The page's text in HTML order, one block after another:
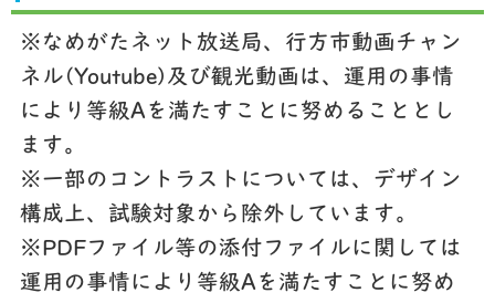
※なめがたネット放送局、行方市動画チャン
ネル(Youtube)及び観光動画は、運用の事情
により等級Aを満たすことに努めることとし
ます。
※一部のコントラストについては、デザイン
構成上、試験対象から除外しています。
※PDFファイル等の添付ファイルに関しては
運用の事情により等級Aを満たすことに努め